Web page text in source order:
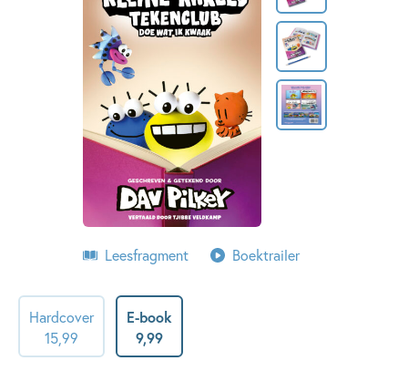
Leesfragment Boektrailer
Hardcover
1599
E-book
9,99